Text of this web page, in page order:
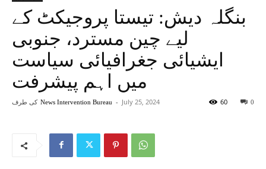
بنگلہ دیش: تیستا پروجیکٹ کے
لیے چین مسترد، جنوبی
ایشیائی جغرافیائی سیاست
میں اہم پیشرفت
کی طرف News Intervention Bureau - July 25, 2024 0
60